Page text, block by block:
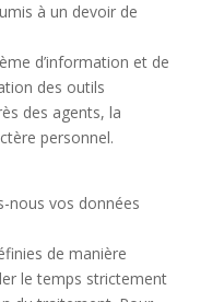
à un devoir de
d’information et de
des outils
des agents, la
personnel.
nous vos données
de manière
le temps strictement